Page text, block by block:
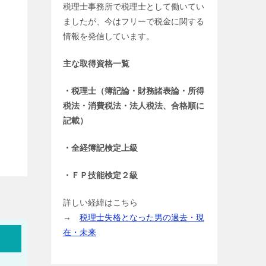
税理士事務所で税理士として働いてい
ましたが、今はフリーで税金に関する
情報を発信しています。
主な取得資格一覧
・税理士（簿記論・財務諸表論・所得
税法・消費税法・法人税法、合格順に
記載）
・全経簿記検定上級
・ＦＰ技能検定２級
詳しい経緯はこちら
→ 税理士失格となった男の過去・現
在・未来